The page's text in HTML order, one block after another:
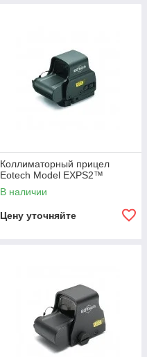
Коллиматорный прицел
Eotech Model EXPS2™
В наличии
Цену уточняйте